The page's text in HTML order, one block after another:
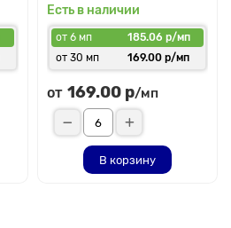
Есть в наличии
от 6 мп
185.06 р/мп
от 30 мп
169.00 р/мп
от 169.00 р/мп
В корзину